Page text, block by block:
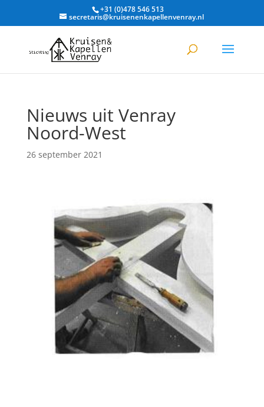
+31 (0)478 546 513
secretaris@kruisenenkapellenvenray.nl
Nieuws uit Venray
Noord-West
26 september 2021